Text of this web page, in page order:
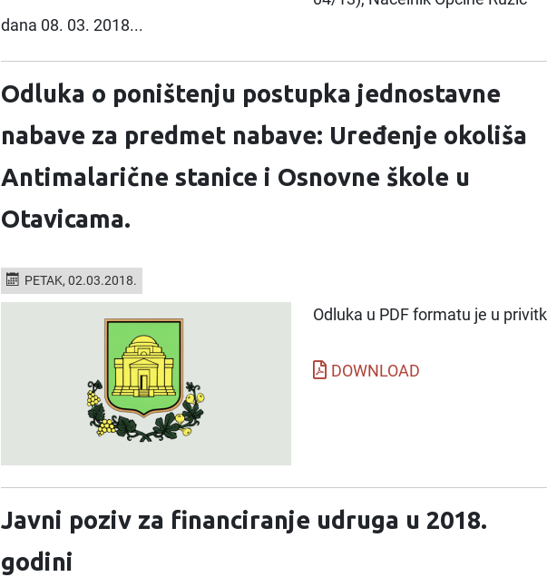
dana 08. 03. 2018...
Odluka o poništenju postupka jednostavne
nabave za predmet nabave: Uređenje okoliša
Antimalarične stanice i Osnovne škole u
Otavicama.
PETAK, 02.03.2018.
Odluka u PDF formatu je u
DOWNLOAD
Javni poziv za financiranje udruga u 2018.
godini